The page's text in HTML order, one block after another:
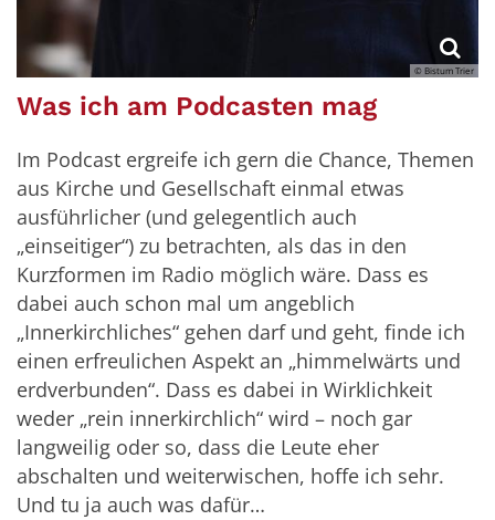
© Bistum Trier
Was ich am Podcasten mag
Im Podcast ergreife ich gern die Chance, Themen
aus Kirche und Gesellschaft einmal etwas
ausführlicher (und gelegentlich auch
„einseitiger“) zu betrachten, als das in den
Kurzformen im Radio möglich wäre. Dass es
dabei auch schon mal um angeblich
„Innerkirchliches“ gehen darf und geht, finde ich
einen erfreulichen Aspekt an „himmelwärts und
erdverbunden“. Dass es dabei in Wirklichkeit
weder „rein innerkirchlich“ wird – noch gar
langweilig oder so, dass die Leute eher
abschalten und weiterwischen, hoffe ich sehr.
Und tu ja auch was dafür…